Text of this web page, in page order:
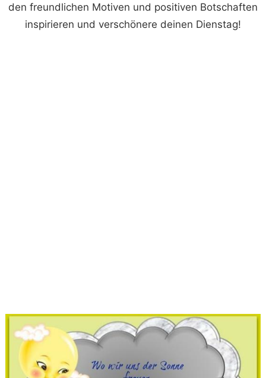
den freundlichen Motiven und positiven Botschaften
inspirieren und verschönere deinen Dienstag!